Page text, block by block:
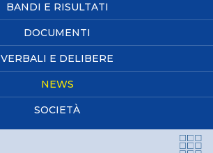
BANDI E RISULTATI
DOCUMENTI
VERBALI E DELIBERE
NEWS
SOCIETÀ